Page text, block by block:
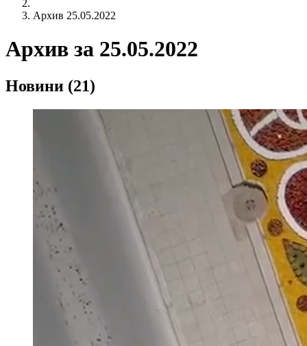
Архив 25.05.2022
Архив за 25.05.2022
Новини (21)